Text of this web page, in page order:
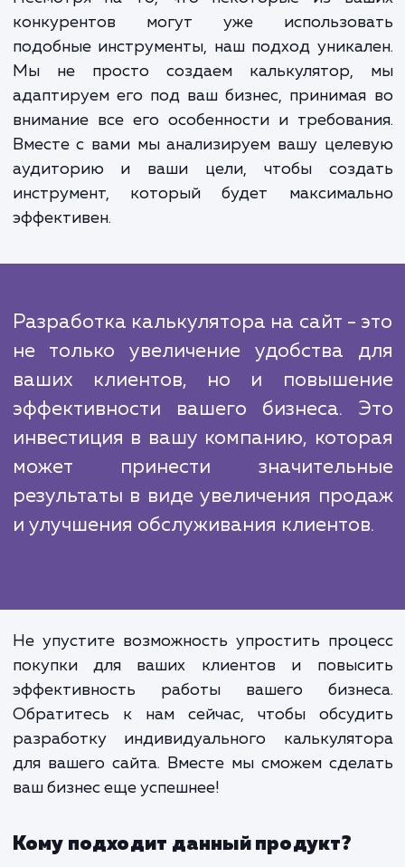
поддержки. Это приводит к
конверсии и снижению отказов.
Второе преимущество -
эффективности работы вашего
Меньше времени и ресурсов
обработку запросов по стоимости,
позволяет вашему
сконцентрироваться на других важных
Несмотря на то, что некоторые из
подобные инструменты, наш подход
Мы не просто создаем
адаптируем его под ваш бизнес,
внимание все его особенности и
Вместе с вами мы анализируем вашу
аудиторию и ваши цели, чтобы
Разработка калькулятора на сайт -
не только увеличение удобства
ваших клиентов, но и
эффективности вашего бизнеса.
инвестиция в вашу компанию,
может принести
и улучшения обслуживания